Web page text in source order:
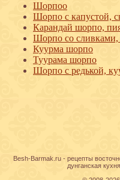
Шорпоо
Шорпо с капустой,
Карандай шорпо,
Шорпо со
Куурма шорпо
Туурама шорпо
Шорпо с редькой,
Besh-Barmak.ru - рецепты
дунганская кухня